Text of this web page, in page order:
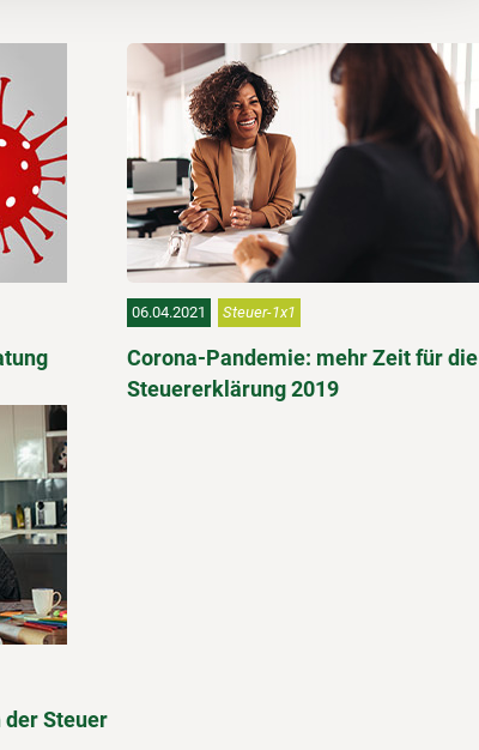
06.04.2021 Steuer-1x1
Corona-Pandemie: mehr Zeit für die
Steuererklärung 2019
Steuer